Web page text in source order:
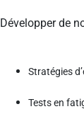
Développer de
Stratégies
Tests en